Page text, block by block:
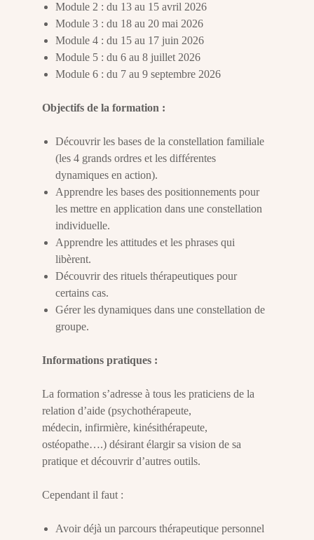
Module 2 : du 13 au 15 avril 2026
Module 3 : du 18 au 20 mai 2026
Module 4 : du 15 au 17 juin 2026
Module 5 : du 6 au 8 juillet 2026
Module 6 : du 7 au 9 septembre 2026
Objectifs de la formation :
Découvrir les bases de la constellation familiale
(les 4 grands ordres et les différentes
dynamiques en action).
Apprendre les bases des positionnements pour
les mettre en application dans une constellation
individuelle.
Apprendre les attitudes et les phrases qui
libèrent.
Découvrir des rituels thérapeutiques pour
certains cas.
Gérer les dynamiques dans une constellation de
groupe.
Informations pratiques :
La formation s’adresse à tous les praticiens de la
relation d’aide (psychothérapeute,
médecin, infirmière, kinésithérapeute,
ostéopathe….) désirant élargir sa vision de sa
pratique et découvrir d’autres outils.
Cependant il faut :
Avoir déjà un parcours thérapeutique personnel